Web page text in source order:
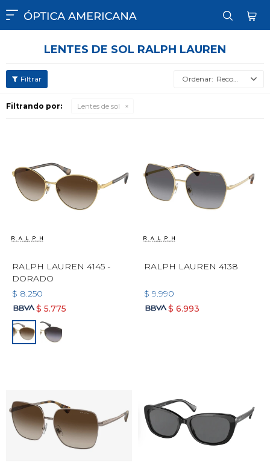

LENTES DE SOL RALPH LAUREN
Recomendados
Filtrando por: Lentes de sol
RALPH LAUREN 4145 -
DORADO
$ 8.250
$ 5.775
RALPH LAUREN 4138
$ 9.990
$ 6.993